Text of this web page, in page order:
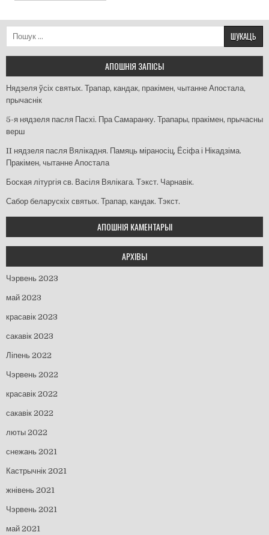
АПОШНІЯ ЗАПІСЫ
Нядзеля ўсіх святых. Трапар, кандак, пракімен, чытанне Апостала,
прычаснік
5-я нядзеля пасля Пасхі. Пра Самаранку. Трапары, пракімен, прычасны
верш
II нядзеля пасля Вялікадня. Памяць міраносіц, Ёсіфа і Нікадзіма.
Пракімен, чытанне Апостала
Боская літургія св. Васіля Вялікага. Тэкст. Чарнавік.
Сабор беларускіх святых. Трапар, кандак. Тэкст.
АПОШНІЯ КАМЕНТАРЫІ
АРХІВЫ
Чэрвень 2023
май 2023
красавік 2023
сакавік 2023
Ліпень 2022
Чэрвень 2022
красавік 2022
сакавік 2022
люты 2022
снежань 2021
Кастрычнік 2021
жнівень 2021
Чэрвень 2021
май 2021